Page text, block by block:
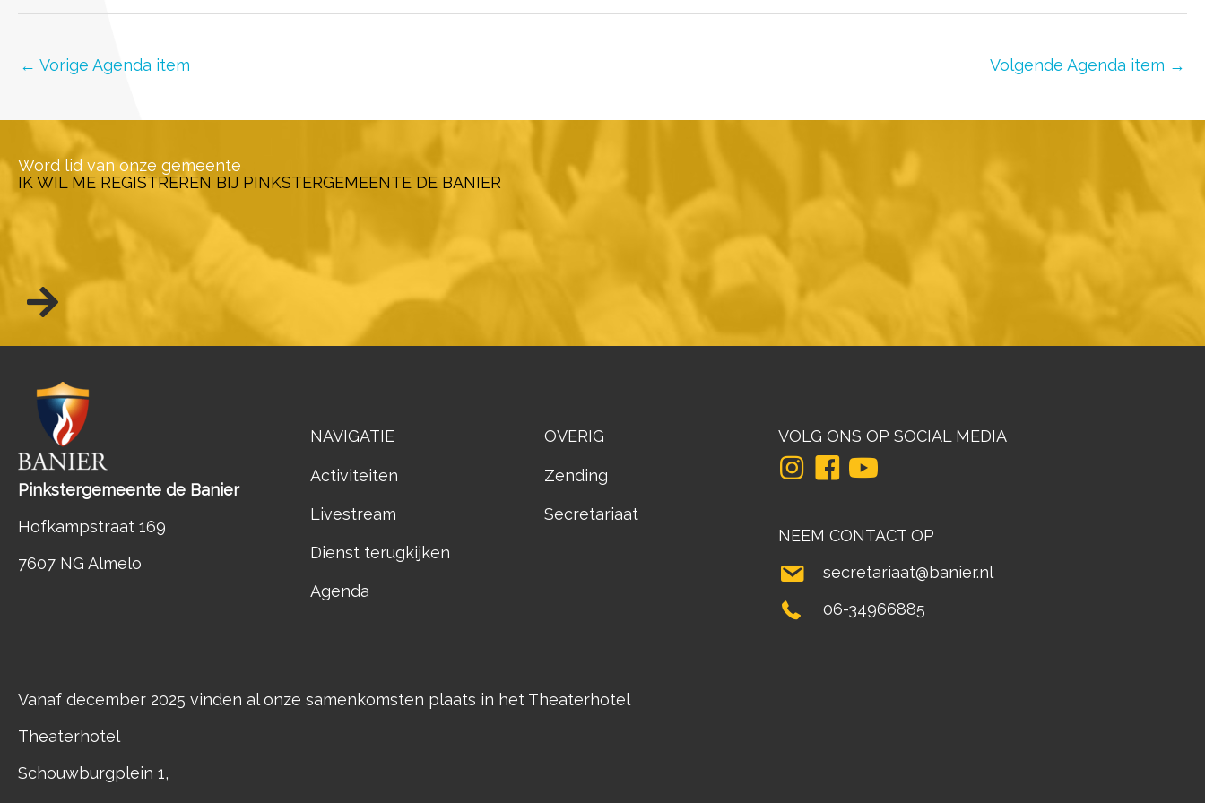
← Vorige Agenda item Volgende Agenda item →
Word lid van onze gemeente
IK WIL ME REGISTREREN BIJ PINKSTERGEMEENTE DE BANIER
Pinkstergemeente de Banier
Hofkampstraat 169
7607 NG Almelo
NAVIGATIE
Activiteiten
Livestream
Dienst terugkijken
Agenda
OVERIG
Zending
Secretariaat
VOLG ONS OP SOCIAL MEDIA
NEEM CONTACT OP
secretariaat@banier.nl
06-34966885
Vanaf december 2025 vinden al onze samenkomsten plaats in het Theaterhotel
Theaterhotel
Schouwburgplein 1,